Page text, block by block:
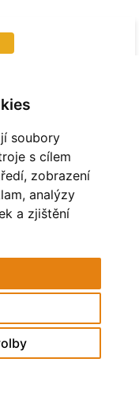
soubory
s cílem
zobrazení
analýzy
a zjištění